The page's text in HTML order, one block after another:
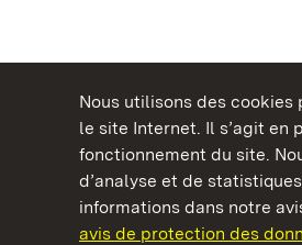
Nous utilisons des
le site Internet. Il s’agit en
fonctionnement du site.
d’analyse et de
informations dans notre
avis de protection des
Châteaux et jardins